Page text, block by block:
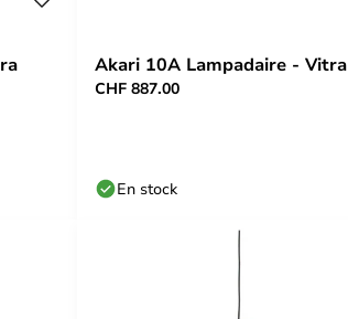
Akari 10A Lampadaire - Vitra
CHF 887.00
En stock